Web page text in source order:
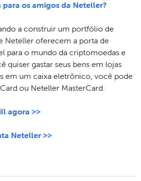
os amigos da Neteller?
a construir um portfólio de
Neteller oferecem a porta de
para o mundo da criptomoedas e
quiser gastar seus bens em lojas
em um caixa eletrônico, você pode
ou Neteller MasterCard.
agora >>
Neteller >>